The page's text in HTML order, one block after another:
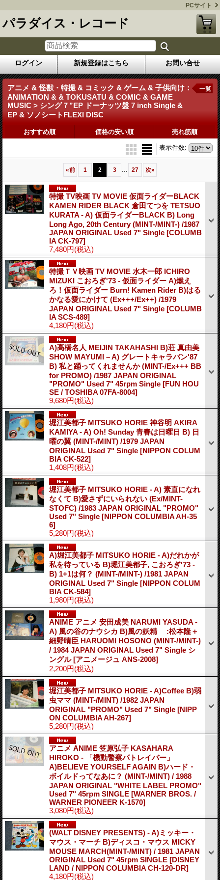
PCサイト
パラダイス・レコード
ログイン 新規登録はこちら お問い合せ
アニメ & 怪獣・特撮 & コミック & ゲーム & 子供向け：
ANIMATION & & TOKUSATU & COMIC & GAME
MUSIC > シング７”EP ドーナッツ盤 7 inch Single &
EP & ソノシートFLEXI DISC
一覧
おすすめ順 価格の安い順 売れ筋順
表示件数:
«前 1 2 3 ... 27 次»
特撮 TV映画 TV MOVIE 仮面ライダーBLACK
KAMEN RIDER BLACK 倉田てつを TETSUO
KURATA - A) 仮面ライダーBLACK B) Long
Long Ago, 20th Century (MINT-/MINT-) /1987
JAPAN ORIGINAL Used 7" Single [COLUMB
IA CK-797]
7,480円(税込)
特撮ＴＶ映画 TV MOVIE 水木一郎 ICHIRO
MIZUKI こおろぎ'73 - 仮面ライダー A)燃え
ろ！仮面ライダー Burn! Kamen Rider B)はる
かなる愛にかけて (Ex+++/Ex++) /1979
JAPAN ORIGINAL Used 7" Single [COLUMB
IA SCS-489]
4,180円(税込)
A)高橋名人 MEIJIN TAKAHASHI B)荘 真由美
SHOW MAYUMI – A) グレートキャラバン'87
B) 私と踊ってくれませんか (MINT-/Ex+++ BB
for PROMO) /1987 JAPAN ORIGINAL
"PROMO" Used 7" 45rpm Single [FUN HOU
SE / TOSHIBA 07FA-8004]
9,680円(税込)
堀江美都子 MITSUKO HORIE 神谷明 AKIRA
KAMIYA - A) Oh! Sunday 青春は日曜日 B) 日
曜の翼 (MINT-/MINT) /1979 JAPAN
ORIGINAL Used 7" Single [NIPPON COLUM
BIA CK-522]
1,408円(税込)
堀江美都子 MITSUKO HORIE - A) 素直になれ
なくて B)愛さずにいられない (Ex/MINT-
STOFC) /1983 JAPAN ORIGINAL "PROMO"
Used 7" Single [NIPPON COLUMBIA AH-35
6]
5,280円(税込)
A)堀江美都子 MITSUKO HORIE - A)だれかが
私を待っている B)堀江美都子, こおろぎ'73 -
B) 1+1は何？ (MINT-/MINT-) /1981 JAPAN
ORIGINAL Used 7" Single [NIPPON COLUM
BIA CK-584]
1,980円(税込)
ANIME アニメ 安田成美 NARUMI YASUDA -
A) 風の谷のナウシカ B)風の妖精 :松本隆＋
細野晴臣 HARUOMI HOSONO (MINT-/MINT-)
/ 1984 JAPAN ORIGINAL Used 7" Single シ
ングル[アニメージュ ANS-2008]
2,200円(税込)
堀江美都子 MITSUKO HORIE - A)Coffee B)弱
虫ママ (MINT-/MINT) /1982 JAPAN
ORIGINAL "PROMO" Used 7" Single [NIPP
ON COLUMBIA AH-267]
5,280円(税込)
アニメ ANIME 笠原弘子 KASAHARA
HIROKO - 「機動警察パトレイバー」
A)BELIEVE YOURSELF AGAIN B)ハード・
ボイルドってなあに？ (MINT-/MINT) / 1988
JAPAN ORIGINAL "WHITE LABEL PROMO"
Used 7" 45rpm SINGLE [WARNER BROS. /
WARNER PIONEER K-1570]
3,080円(税込)
(WALT DISNEY PRESENTS) - A)ミッキー・
マウス・マーチ B)ディスコ・マウス MICKY
MOUSE MARCH(MINT-/MINT) / 1981 JAPAN
ORIGINAL Used 7" 45rpm SINGLE [DISNEY
LAND / NIPPON COLUMBIA CH-120-DR]
4,180円(税込)